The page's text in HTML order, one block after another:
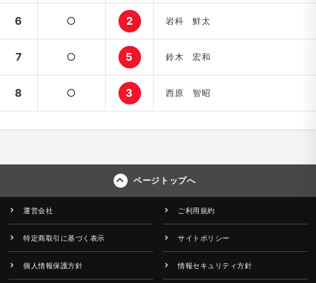
6 ○ 2 岩科 鮮太
7 ○ 5 鈴木 宏和
8 ○ 3 西原 智昭
ページトップへ
運営会社 ご利用規約
特定商取引に基づく表示 サイトポリシー
個人情報保護方針 情報セキュリティ方針